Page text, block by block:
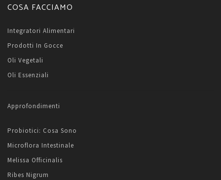
COSA FACCIAMO
Integratori Alimentari
Prodotti In Gocce
Oli Vegetali
Oli Essenziali
Approfondimenti
Probiotici: Cosa Sono
Microflora Intestinale
Melissa Officinalis
Ribes Nigrum